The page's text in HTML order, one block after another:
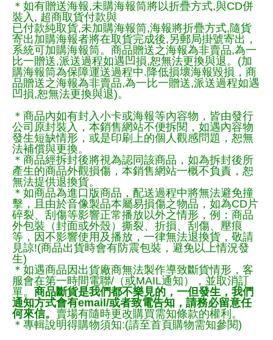
＊如有贈送海報,未購海報筒將以折疊方式,與CD併
裝入, 超商取貨付款與
已付款純取貨,未加購海報筒,海報將折疊方式,隨貨
寄出加購海報者將在取貨完成後,另郵局掛號寄出，
系統可加購海報筒。商品贈送之海報為非賣品,為一
比一贈送,派送過程如遇凹損,恕無法更換與退。(加
購海報筒為保障運送過程中.降低損壞海報毀損，商
品贈送之海報為非賣品,為一比一贈送,派送過程如遇
凹損,恕無法更換與退)。
＊商品內如有封入小卡或海報等內容物，皆由發行
公司原封裝入，本銷售網站不便拆閱，如遇內容物
發生短缺情形，或是印刷上的個人觀感問題，恕無
法補償與更換。
＊商品經拆封後將視為認同該商品，如為拆封後所
產生的商品外觀損傷，本銷售網站一概不負責，恕
無法提供退換貨。
＊如商品為進口版商品，配送過程中將無法避免撞
擊，且由於音像製品本屬易損傷之物品，如為CD片
碎裂、刮傷等影響正常播放以外之情形，例：商品
外包裝（封面或外殼）撕裂、折損、刮傷、壓痕
等，因不影響使用及播放，一律無法退換貨，敬請
見諒!(商品出貨時會有防震包裝，避免以上情況發
生)
＊如遇商品因出貨廠商無法製作導致斷貨情形，客
服會在第一時間電聯/（或MAIL通知），並取消訂
單。 商品斷貨是我們都不樂見的，一但發生，我們
通知方式會有email/或者致電告知，請務必留意任
何來信。 賣場有隨時更改購買需知條款的權利。
＊專輯說明得購物須知:(請至首頁購物需知參閱)